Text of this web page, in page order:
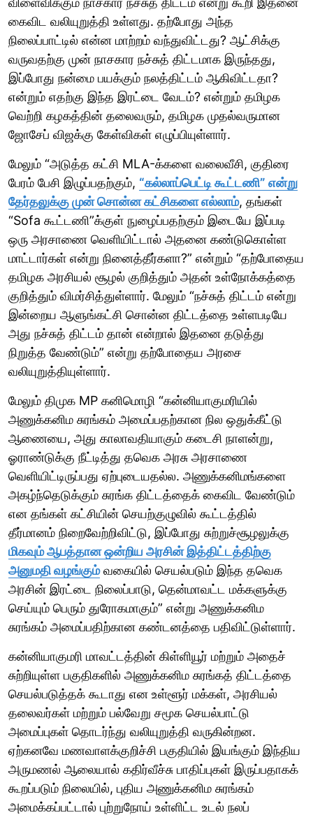
கைவிட வலியுறுத்தி உள்ளது. தற்போது அந்த
நிலைப்பாட்டில் என்ன மாற்றம் வந்துவிட்டது? ஆட்சிக்கு
வருவதற்கு முன் நாசகார நச்சுத் திட்டமாக இருந்தது,
இப்போது நன்மை பயக்கும் நலத்திட்டம் ஆகிவிட்டதா?
என்றும் எதற்கு இந்த இரட்டை வேடம்? என்றும் தமிழக
வெற்றி கழகத்தின் தலைவரும், தமிழக முதல்வருமான
ஜோசேப் விஜக்கு கேள்விகள் எழுப்பியுள்ளார்.
மேலும் “அடுத்த கட்சி MLA-க்களை வலைவீசி, குதிரை
பேரம் பேசி இழுப்பதற்கும், “கல்லாப்பெட்டி கூட்டணி” என்று
தேர்தலுக்கு முன் சொன்ன கட்சிகளை எல்லாம், தங்கள்
“Sofa கூட்டணி”க்குள் நுழைப்பதற்கும் இடையே இப்படி
ஒரு அரசாணை வெளியிட்டால் அதனை கண்டுகொள்ள
மாட்டார்கள் என்று நினைத்தீர்களா?” என்றும் “தற்போதைய
தமிழக அரசியல் சூழல் குறித்தும் அதன் உள்நோக்கத்தை
குறித்தும் விமர்சித்துள்ளார். மேலும் “நச்சுத் திட்டம் என்று
இன்றைய ஆளுங்கட்சி சொன்ன திட்டத்தை உள்ளபடியே
அது நச்சுத் திட்டம் தான் என்றால் இதனை தடுத்து
நிறுத்த வேண்டும்” என்று தற்போதைய அரசை
வலியுறுத்தியுள்ளார்.
மேலும் திமுக MP கனிமொழி “கன்னியாகுமரியில்
அணுக்கனிம சுரங்கம் அமைப்பதற்கான நில ஒதுக்கீட்டு
ஆணையை, அது காலாவதியாகும் கடைசி நாளன்று,
ஓராண்டுக்கு நீட்டித்து தவெக அரசு அரசாணை
வெளியிட்டிருப்பது ஏற்புடையதல்ல. அணுக்கனிமங்களை
அகழ்ந்தெடுக்கும் சுரங்க திட்டத்தைக் கைவிட வேண்டும்
என தங்கள் கட்சியின் செயற்குழுவில் கூட்டத்தில்
தீர்மானம் நிறைவேற்றிவிட்டு, இப்போது சுற்றுச்சூழலுக்கு
மிகவும் ஆபத்தான ஒன்றிய அரசின் இத்திட்டத்திற்கு
அனுமதி வழங்கும்வகையில் செயல்படும் இந்த தவெக
அரசின் இரட்டை நிலைப்பாடு, தென்மாவட்ட மக்களுக்கு
செய்யும் பெரும் துரோகமாகும்” என்று அணுக்கனிம
சுரங்கம் அமைப்பதிற்கான கண்டனத்தை பதிவிட்டுள்ளார்.
கன்னியாகுமரி மாவட்டத்தின் கிள்ளியூர் மற்றும் அதைச்
சுற்றியுள்ள பகுதிகளில் அணுக்கனிம சுரங்கத் திட்டத்தை
செயல்படுத்தக் கூடாது என உள்ளூர் மக்கள், அரசியல்
தலைவர்கள் மற்றும் பல்வேறு சமூக செயல்பாட்டு
அமைப்புகள் தொடர்ந்து வலியுறுத்தி வருகின்றன.
ஏற்கனவே மணவாளக்குறிச்சி பகுதியில் இயங்கும் இந்திய
அருமணல் ஆலையால் கதிர்வீச்சு பாதிப்புகள் இருப்பதாகக்
கூறப்படும் நிலையில், புதிய அணுக்கனிம சுரங்கம்
அமைக்கப்பட்டால் புற்றுநோய் உள்ளிட்ட உடல் நலப்